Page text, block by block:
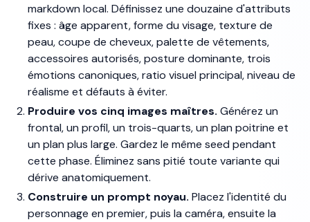
markdown local. Définissez une douzaine d'attributs
fixes : âge apparent, forme du visage, texture de
peau, coupe de cheveux, palette de vêtements,
accessoires autorisés, posture dominante, trois
émotions canoniques, ratio visuel principal, niveau de
réalisme et défauts à éviter.
Produire vos cinq images maîtres. Générez un
frontal, un profil, un trois-quarts, un plan poitrine et
un plan plus large. Gardez le même seed pendant
cette phase. Éliminez sans pitié toute variante qui
dérive anatomiquement.
Construire un prompt noyau. Placez l'identité du
personnage en premier, puis la caméra, ensuite la